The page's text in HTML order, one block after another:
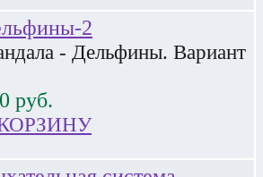
2
- Дельфины. Вариант
руб.